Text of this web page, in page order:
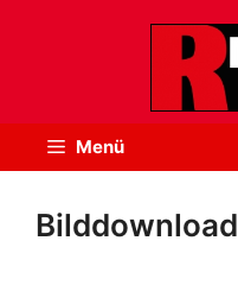
Menü
Bilddownload